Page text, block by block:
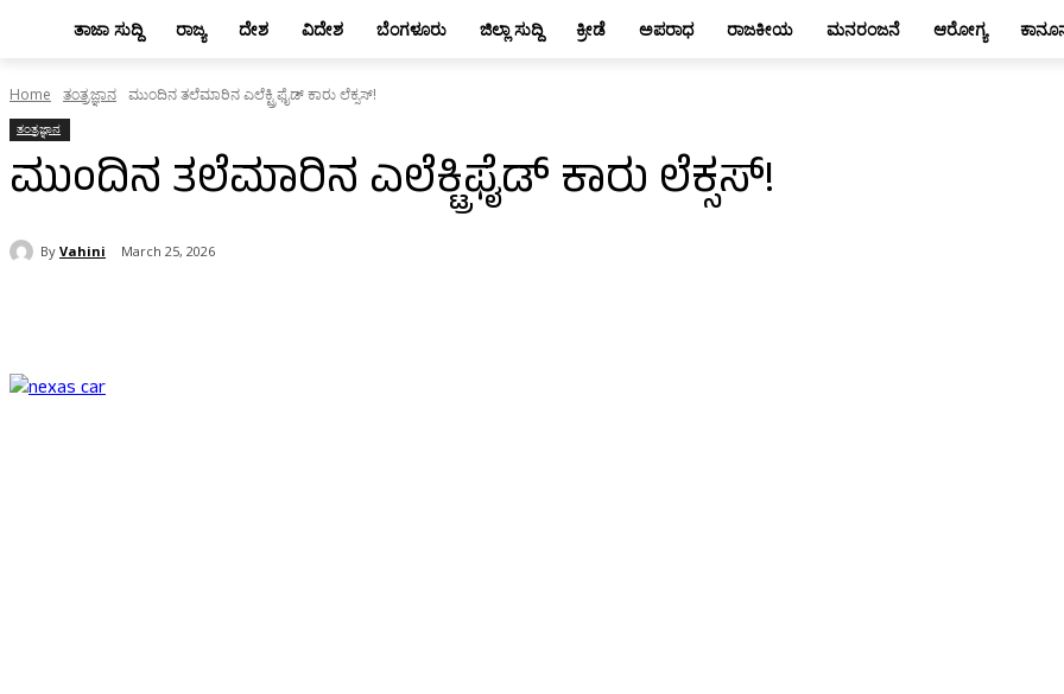
ತಾಜಾ ಸುದ್ದಿ ರಾಜ್ಯ ದೇಶ ವಿದೇಶ ಬೆಂಗಳೂರು ಜಿಲ್ಲಾ ಸುದ್ದಿ ಕ್ರೀಡೆ ಅಪರಾಧ ರಾಜಕೀಯ ಮನರಂಜನೆ ಆರೋಗ್ಯ
Home ತಂತ್ರಜ್ಞಾನ ಮುಂದಿನ ತಲೆಮಾರಿನ ಎಲೆಕ್ಟ್ರಿಫೈಡ್ ಕಾರು ಲೆಕ್ಸಸ್!
ತಂತ್ರಜ್ಞಾನ
ಮುಂದಿನ ತಲೆಮಾರಿನ ಎಲೆಕ್ಟ್ರಿಫೈಡ್ ಕಾರು ಲೆಕ್ಸಸ್!
By Vahini March 25, 2026